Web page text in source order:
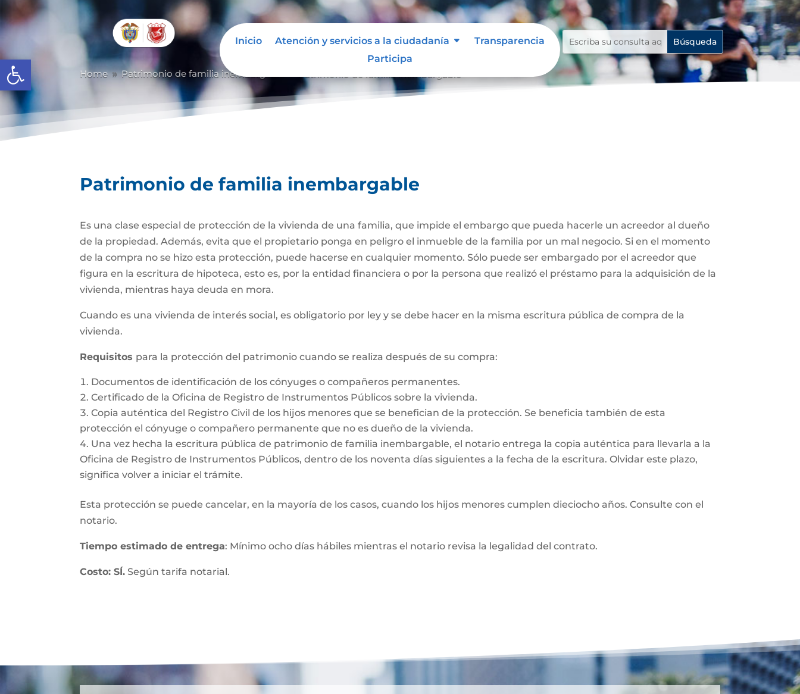
Abrir barra de herramientas
Inicio Atención y servicios a la ciudadanía
Transparencia
Participa
Home 9 Patrimonio de familia inembargable
Patrimonio de familia inembargable
Es una clase especial de protección de la vivienda de una familia, que impide el embargo que pueda hacerle un acreedor al dueño
de la propiedad. Además, evita que el propietario ponga en peligro el inmueble de la familia por un mal negocio. Si en el momento
de la compra no se hizo esta protección, puede hacerse en cualquier momento. Sólo puede ser embargado por el acreedor que
figura en la escritura de hipoteca, esto es, por la entidad financiera o por la persona que realizó el préstamo para la adquisición de la
vivienda, mientras haya deuda en mora.
Cuando es una vivienda de interés social, es obligatorio por ley y se debe hacer en la misma escritura pública de compra de la
vivienda.
Requisitos para la protección del patrimonio cuando se realiza después de su compra:
Documentos de identificación de los cónyuges o compañeros permanentes.
Certificado de la Oficina de Registro de Instrumentos Públicos sobre la vivienda.
Copia auténtica del Registro Civil de los hijos menores que se benefician de la protección. Se beneficia también de esta
protección el cónyuge o compañero permanente que no es dueño de la vivienda.
Una vez hecha la escritura pública de patrimonio de familia inembargable, el notario entrega la copia auténtica para llevarla a la
Oficina de Registro de Instrumentos Públicos, dentro de los noventa días siguientes a la fecha de la escritura. Olvidar este plazo,
significa volver a iniciar el trámite.
Esta protección se puede cancelar, en la mayoría de los casos, cuando los hijos menores cumplen dieciocho años. Consulte con el
notario.
Tiempo estimado de entrega: Mínimo ocho días hábiles mientras el notario revisa la legalidad del contrato.
Costo: SÍ. Según tarifa notarial.